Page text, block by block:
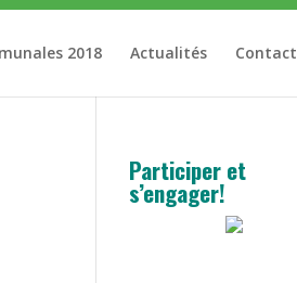
2018 Actualités Contact
Participer et
s’engager!